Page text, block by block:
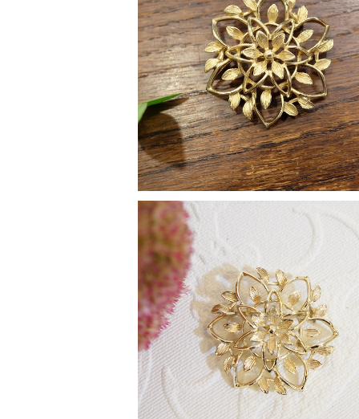
"Sarah Coventry [サラ コヴェントリ
966年『Peta Lure』コレクション お
ーフ ヴィンテージブローチ
¥5,900
SOLD OUT
"Sarah Coventry [サラ コヴェントリ
966年『Peta Lure』コレクション お花
ーフ ヴィンテージブローチ [BV-256]
¥5,900
SOLD OUT